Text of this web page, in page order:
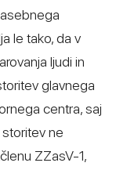
le tako, da v
ljudi in
glavnega
centra, saj
ne
ZZasV-1,